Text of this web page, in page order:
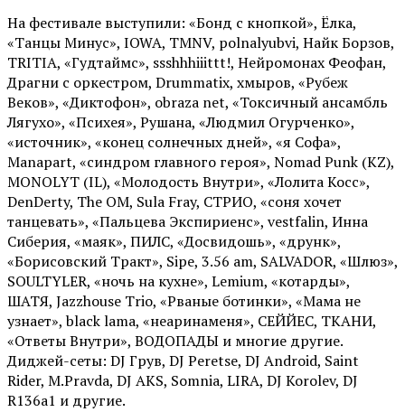
На фестивале выступили: «Бонд с кнопкой», Ёлка,
«Танцы Минус», IOWA, TMNV, polnalyubvi, Найк Борзов,
TRITIA, «Гудтаймс», ssshhhiiittt!, Нейромонах Феофан,
Драгни с оркестром, Drummatix, хмыров, «Рубеж
Веков», «Диктофон», obraza net, «Токсичный ансамбль
Лягухо», «Психея», Рушана, «Людмил Огурченко»,
«источник», «конец солнечных дней», «я Софа»,
Manapart, «синдром главного героя», Nomad Punk (KZ),
MONOLYT (IL), «Молодость Внутри», «Лолита Косс»,
DenDerty, The OM, Sula Fray, СТРИО, «соня хочет
танцевать», «Пальцева Экспириенс», vestfalin, Инна
Сиберия, «маяк», ПИЛС, «Досвидошь», «друнк»,
«Борисовский Тракт», Sipe, 3.56 am, SALVADOR, «Шлюз»,
SOULTYLER, «ночь на кухне», Lemium, «котарды»,
ШАТЯ, Jazzhouse Trio, «Рваные ботинки», «Мама не
узнает», black lama, «неаринаменя», СЕЙЙЕС, ТКАНИ,
«Ответы Внутри», ВОДОПАДЫ и многие другие.
Диджей-сеты: DJ Грув, DJ Peretse, DJ Android, Saint
Rider, М.Pravda, DJ AKS, Somnia, LIRA, DJ Korolev, DJ
R136a1 и другие.